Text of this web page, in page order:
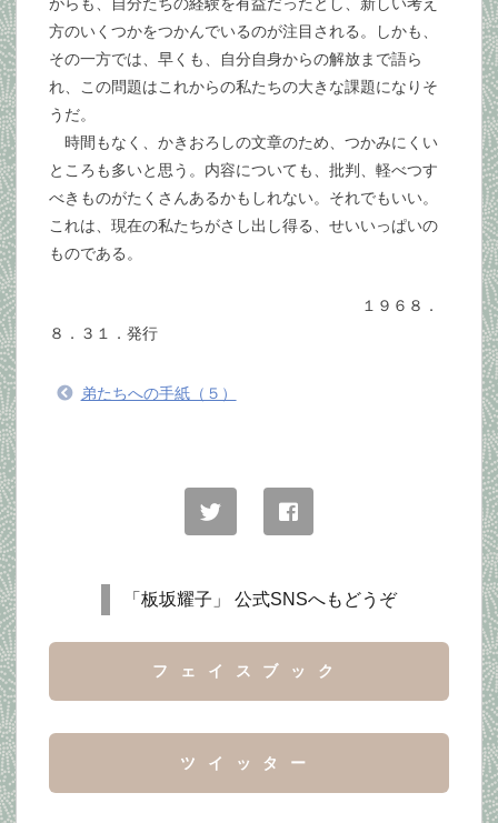
がらも、自分たちの経験を有益だったとし、新しい考え
方のいくつかをつかんでいるのが注目される。しかも、
その一方では、早くも、自分自身からの解放まで語ら
れ、この問題はこれからの私たちの大きな課題になりそ
うだ。
時間もなく、かきおろしの文章のため、つかみにくい
ところも多いと思う。内容についても、批判、軽べつす
べきものがたくさんあるかもしれない。それでもいい。
これは、現在の私たちがさし出し得る、せいいっぱいの
ものである。
１９６８．
８．３１．発行
弟たちへの手紙（５）
「板坂耀子」 公式SNSへもどうぞ
フェイスブック
ツイッター